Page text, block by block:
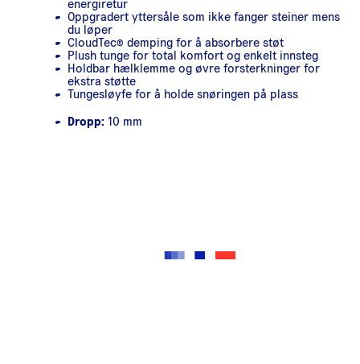
energiretur
Oppgradert yttersåle som ikke fanger steiner mens
du løper
CloudTec® demping for å absorbere støt
Plush tunge for total komfort og enkelt innsteg
Holdbar hælklemme og øvre forsterkninger for
ekstra støtte
Tungesløyfe for å holde snøringen på plass
Dropp: 10 mm